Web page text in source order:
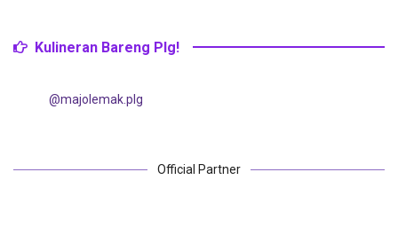
Kulineran Bareng Plg!
@majolemak.plg
Official Partner